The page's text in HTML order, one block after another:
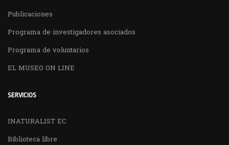
Publicaciones
Programa de investigadores asociados
Programa de voluntarios
EL MUSEO ON LINE
SERVICIOS
INATURALIST EC
Biblioteca libre